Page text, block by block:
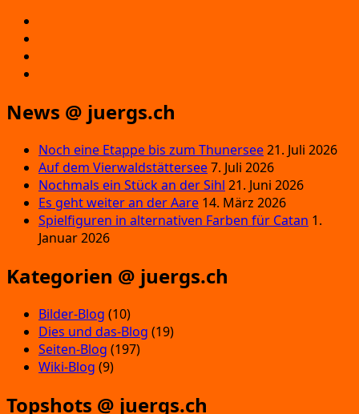
News @ juergs.ch
Noch eine Etappe bis zum Thunersee21. Juli 2026
Auf dem Vierwaldstättersee7. Juli 2026
Nochmals ein Stück an der Sihl 21. Juni 2026
Es geht weiter an der Aare 14. März 2026
Spielfiguren in alternativen Farben für Catan 1.
Januar 2026
Kategorien @ juergs.ch
Bilder-Blog (10)
Dies und das-Blog (19)
Seiten-Blog (197)
Wiki-Blog (9)
Topshots @ juergs.ch